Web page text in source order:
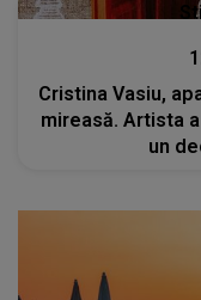
Cristina Vasiu,
mireasă. Artista
un